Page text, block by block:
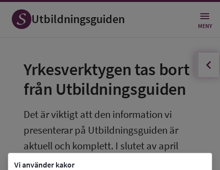
Vi använder kakor
Utbildningsguiden MENY
Öppna
Yrkesverktygen tas bort
från Utbildningsguiden
Det är viktigt att den information vi
presenterar på Utbildningsguiden är
aktuell och komplett. I slutet av april
2026 avpublicerar vi därför den del av